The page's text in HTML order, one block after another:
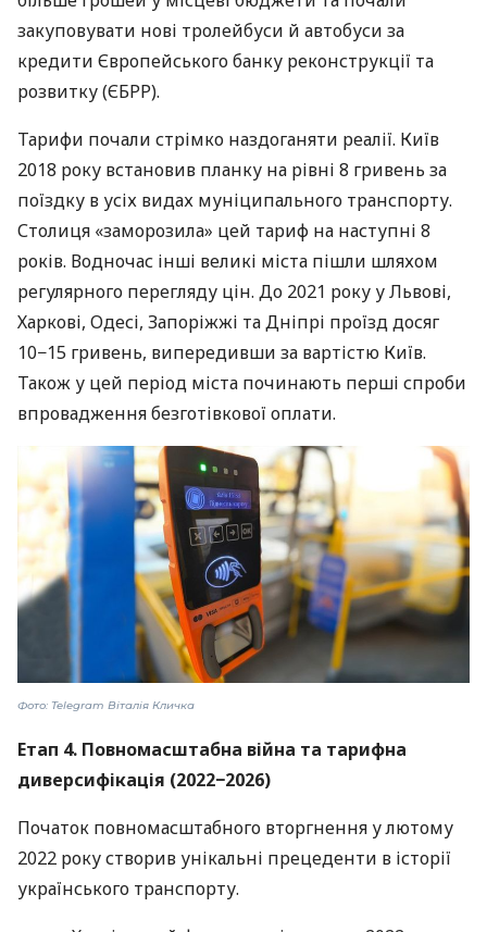
закуповувати нові тролейбуси й автобуси за
кредити Європейського банку реконструкції та
розвитку (ЄБРР).
Тарифи почали стрімко наздоганяти реалії. Київ
2018 року встановив планку на рівні 8 гривень за
поїздку в усіх видах муніципального транспорту.
Столиця «заморозила» цей тариф на наступні 8
років. Водночас інші великі міста пішли шляхом
регулярного перегляду цін. До 2021 року у Львові,
Харкові, Одесі, Запоріжжі та Дніпрі проїзд досяг
10−15 гривень, випередивши за вартістю Київ.
Також у цей період міста починають перші спроби
впровадження безготівкової оплати.
Фото: Telegram Віталія Кличка
Етап 4. Повномасштабна війна та тарифна
диверсифікація (2022−2026)
Початок повномасштабного вторгнення у лютому
2022 року створив унікальні прецеденти в історії
українського транспорту.